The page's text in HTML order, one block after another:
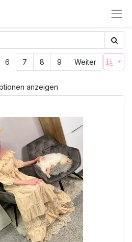
6 7 8 9 Weiter
anzeigen